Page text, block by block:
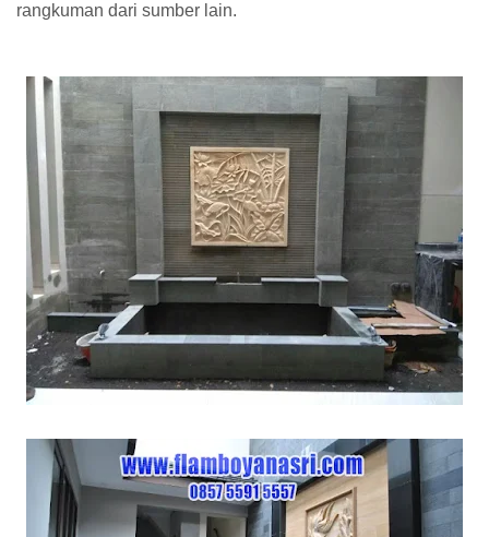
rangkuman dari sumber lain.